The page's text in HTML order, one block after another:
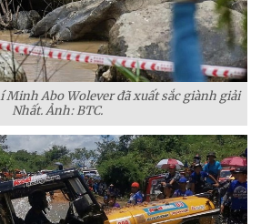
Abo Wolever đã xuất sắc giành giải
Nhất. Ảnh: BTC.